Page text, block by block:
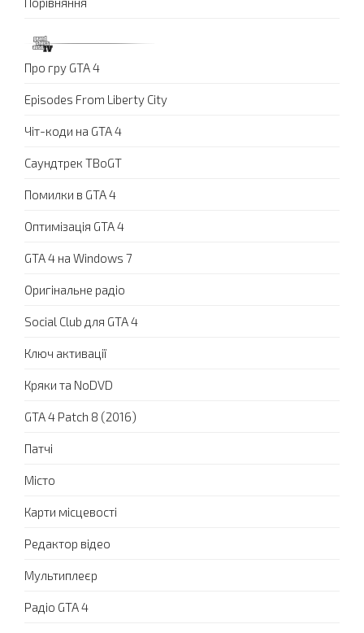
Про гру GTA 4
Episodes From Liberty City
Чіт-коди на GTA 4
Саундтрек TBoGT
Помилки в GTA 4
Оптимізація GTA 4
GTA 4 на Windows 7
Оригінальне радіо
Social Club для GTA 4
Ключ активації
Кряки та NoDVD
GTA 4 Patch 8 (2016)
Патчі
Місто
Карти місцевості
Редактор відео
Мультиплеєр
Радіо GTA 4